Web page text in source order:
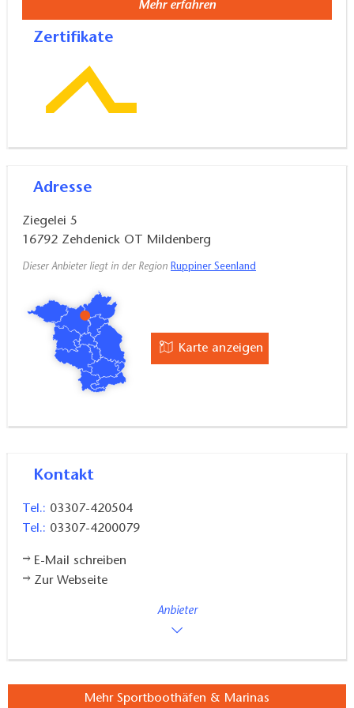
Mehr erfahren
Zertifikate
Adresse
Ziegelei 5
16792 Zehdenick OT Mildenberg
Dieser Anbieter liegt in der Region Ruppiner Seenland
Karte anzeigen
Kontakt
Tel.: 03307-420504
Tel.: 03307-4200079
E-Mail schreiben
Zur Webseite
Anbieter
Mehr Sportboothäfen & Marinas